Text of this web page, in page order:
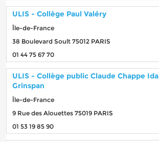
ULIS - Collège Paul Valéry
Île-de-France
38 Boulevard Soult 75012 PARIS
01 44 75 67 70
ULIS - Collège public Claude Chappe Ida
Grinspan
Île-de-France
9 Rue des Alouettes 75019 PARIS
01 53 19 85 90